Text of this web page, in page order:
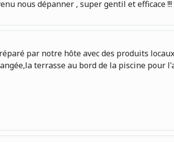
nous dépanner , super gentil et efficace
par notre hôte avec des produits
terrasse au bord de la piscine pour